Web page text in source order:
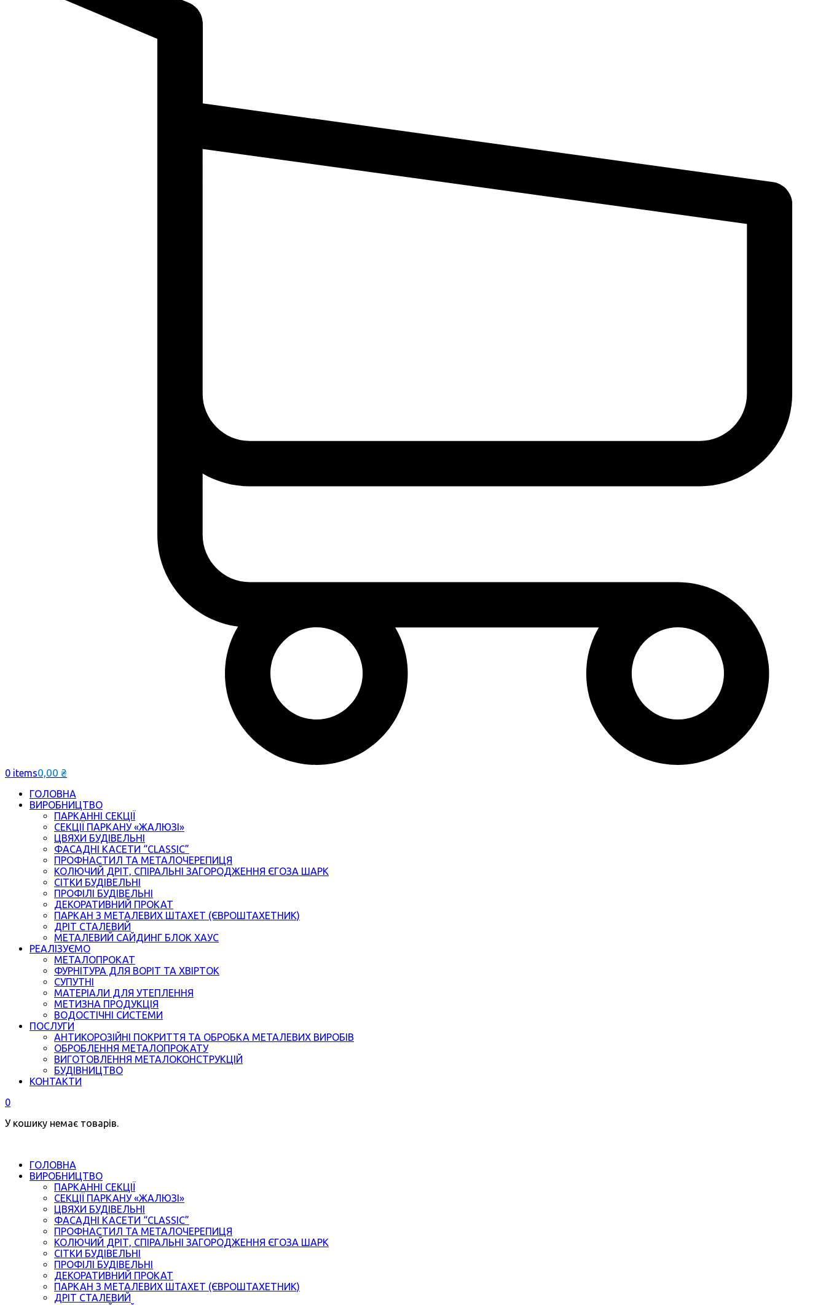
0 items0,00 ₴
ГОЛОВНА
ВИРОБНИЦТВО
ПАРКАННІ СЕКЦІЇ
СЕКЦІЇ ПАРКАНУ «ЖАЛЮЗІ»
ЦВЯХИ БУДІВЕЛЬНІ
ФАСАДНІ КАСЕТИ “CLASSIC”
ПРОФНАСТИЛ ТА МЕТАЛОЧЕРЕПИЦЯ
КОЛЮЧИЙ ДРІТ, СПІРАЛЬНІ ЗАГОРОДЖЕННЯ ЄГОЗА ШАРК
СІТКИ БУДІВЕЛЬНІ
ПРОФІЛІ БУДІВЕЛЬНІ
ДЕКОРАТИВНИЙ ПРОКАТ
ПАРКАН З МЕТАЛЕВИХ ШТАХЕТ (ЄВРОШТАХЕТНИК)
ДРІТ СТАЛЕВИЙ
МЕТАЛЕВИЙ САЙДИНГ БЛОК ХАУС
РЕАЛІЗУЄМО
МЕТАЛОПРОКАТ
ФУРНІТУРА ДЛЯ ВОРІТ ТА ХВІРТОК
СУПУТНІ
МАТЕРІАЛИ ДЛЯ УТЕПЛЕННЯ
МЕТИЗНА ПРОДУКЦІЯ
ВОДОСТІЧНІ СИСТЕМИ
ПОСЛУГИ
АНТИКОРОЗІЙНІ ПОКРИТТЯ ТА ОБРОБКА МЕТАЛЕВИХ ВИРОБІВ
ОБРОБЛЕННЯ МЕТАЛОПРОКАТУ
ВИГОТОВЛЕННЯ МЕТАЛОКОНСТРУКЦІЙ
БУДІВНИЦТВО
КОНТАКТИ
0
У кошику немає товарів.
ГОЛОВНА
ВИРОБНИЦТВО
ПАРКАННІ СЕКЦІЇ
СЕКЦІЇ ПАРКАНУ «ЖАЛЮЗІ»
ЦВЯХИ БУДІВЕЛЬНІ
ФАСАДНІ КАСЕТИ “CLASSIC”
ПРОФНАСТИЛ ТА МЕТАЛОЧЕРЕПИЦЯ
КОЛЮЧИЙ ДРІТ, СПІРАЛЬНІ ЗАГОРОДЖЕННЯ ЄГОЗА ШАРК
СІТКИ БУДІВЕЛЬНІ
ПРОФІЛІ БУДІВЕЛЬНІ
ДЕКОРАТИВНИЙ ПРОКАТ
ПАРКАН З МЕТАЛЕВИХ ШТАХЕТ (ЄВРОШТАХЕТНИК)
ДРІТ СТАЛЕВИЙ